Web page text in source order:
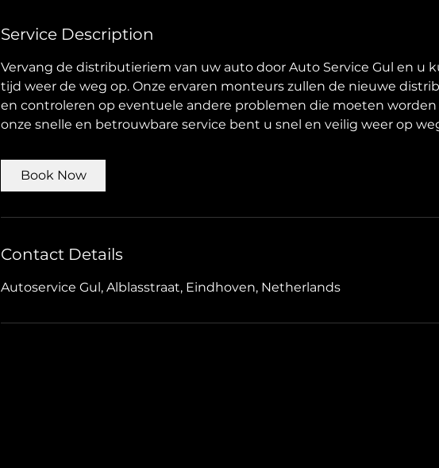
Service Description
Vervang de distributieriem van uw auto door Auto Service Gul en u
tijd weer de weg op. Onze ervaren monteurs zullen de nieuwe
en controleren op eventuele andere problemen die moeten worden
onze snelle en betrouwbare service bent u snel en veilig weer op
Book Now
Contact Details
Autoservice Gul, Alblasstraat, Eindhoven, Netherlands